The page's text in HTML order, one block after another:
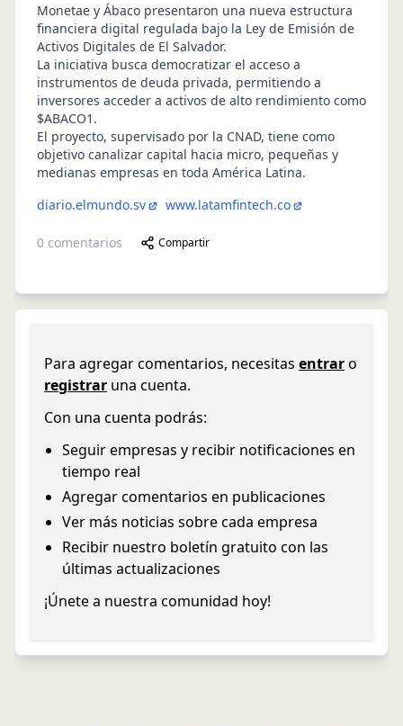
Monetae y Ábaco presentaron una nueva estructura
financiera digital regulada bajo la Ley de Emisión de
Activos Digitales de El Salvador.
La iniciativa busca democratizar el acceso a
instrumentos de deuda privada, permitiendo a
inversores acceder a activos de alto rendimiento como
$ABACO1.
El proyecto, supervisado por la CNAD, tiene como
objetivo canalizar capital hacia micro, pequeñas y
medianas empresas en toda América Latina.
diario.elmundo.sv
www.latamfintech.co
0 comentarios Compartir
Para agregar comentarios, necesitas entraro
registrar una cuenta.
Con una cuenta podrás:
Seguir empresas y recibir notificaciones en
tiempo real
Agregar comentarios en publicaciones
Ver más noticias sobre cada empresa
Recibir nuestro boletín gratuito con las
últimas actualizaciones
¡Únete a nuestra comunidad hoy!